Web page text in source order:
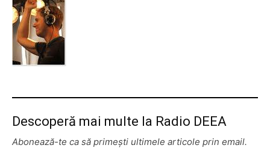
Descoperă mai multe la Radio DEEA
Abonează-te ca să primești ultimele articole prin email.